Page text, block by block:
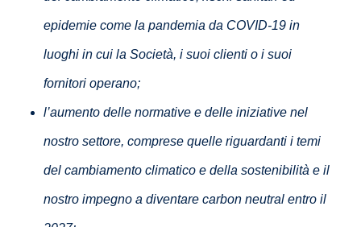
epidemie come la pandemia da COVID-19 in
luoghi in cui la Società, i suoi clienti o i suoi
fornitori operano;
l’aumento delle normative e delle iniziative nel
nostro settore, comprese quelle riguardanti i temi
del cambiamento climatico e della sostenibilità e il
nostro impegno a diventare carbon neutral entro il